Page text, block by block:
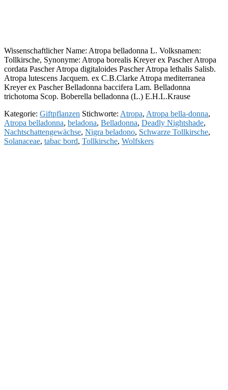
Wissenschaftlicher Name: Atropa belladonna L. Volksnamen:
Tollkirsche, Synonyme: Atropa borealis Kreyer ex Pascher Atropa
cordata Pascher Atropa digitaloides Pascher Atropa lethalis Salisb.
Atropa lutescens Jacquem. ex C.B.Clarke Atropa mediterranea
Kreyer ex Pascher Belladonna baccifera Lam. Belladonna
trichotoma Scop. Boberella belladonna (L.) E.H.L.Krause
Kategorie: Giftpflanzen Stichworte: Atropa, Atropa bella-donna,
Atropa belladonna, beladona, Belladonna, Deadly Nightshade,
Nachtschattengewächse, Nigra beladono, Schwarze Tollkirsche,
Solanaceae, tabac bord, Tollkirsche, Wolfskers